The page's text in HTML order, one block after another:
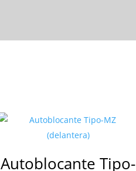
Autoblocante Tipo-